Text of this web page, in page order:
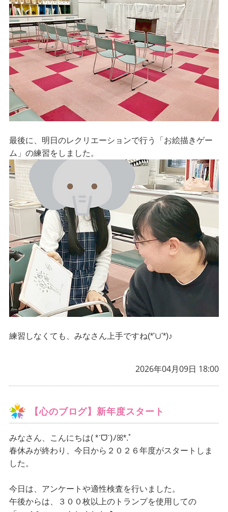
最後に、明日のレクリエーションで行う「お絵描きゲー
ム」の練習をしました。
練習しなくても、みなさん上手ですね(*'∪'*)♪
2026年04月09日 18:00
【心のブログ】新年度スタート
みなさん、こんにちは( *ˊᗜˋ)ﾉꕤ*.ﾟ
春休みが終わり、今日から２０２６年度がスタートしま
した。
今日は、アンケートや適性検査を行いました。
午後からは、３００枚以上のトランプを使用しての